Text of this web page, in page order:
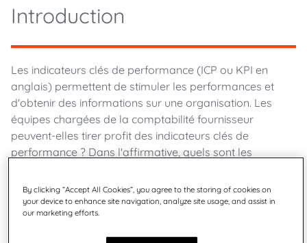
Introduction
Les indicateurs clés de performance (ICP ou KPI en
anglais) permettent de stimuler les performances et
d'obtenir des informations sur une organisation. Les
équipes chargées de la comptabilité fournisseur
peuvent-elles tirer profit des indicateurs clés de
performance ? Dans l'affirmative, quels sont les
fournisseur et pourquoi ? Cet article présente les cinq
meilleurs exemples d'indicateurs clés de performance
pour la comptabilité fournisseur, afin d'éclairer les
décisions stratégiques et d'améliorer les performances
By clicking “Accept All Cookies”, you agree to the storing of cookies on
your device to enhance site navigation, analyze site usage, and assist in
our marketing efforts.